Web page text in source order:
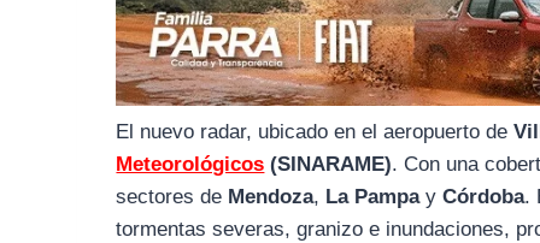
El nuevo radar, ubicado en el aeropuerto de
Meteorológicos (SINARAME). Con una
sectores de Mendoza, La PampayCórdoba.
tormentas severas, granizo e inundaciones,